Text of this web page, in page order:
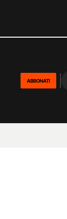
ABBONATI